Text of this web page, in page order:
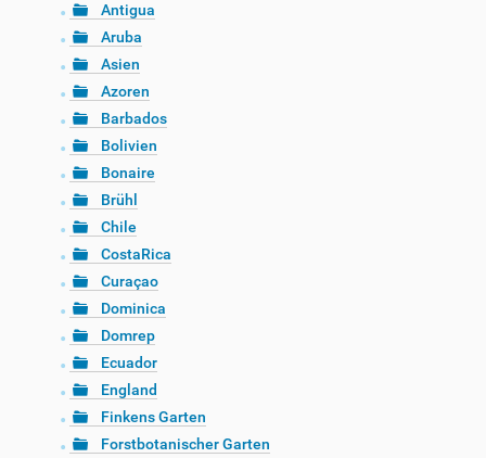
Antigua
Aruba
Asien
Azoren
Barbados
Bolivien
Bonaire
Brühl
Chile
CostaRica
Curaçao
Dominica
Domrep
Ecuador
England
Finkens Garten
Forstbotanischer Garten